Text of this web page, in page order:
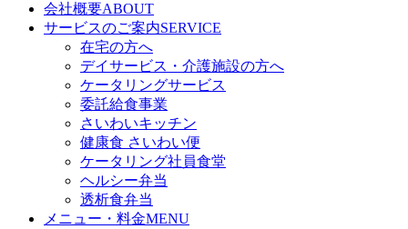
会社概要ABOUT
サービスのご案内SERVICE
在宅の方へ
デイサービス・介護施設の方へ
ケータリングサービス
委託給食事業
さいわいキッチン
健康食 さいわい便
ケータリング社員食堂
ヘルシー弁当
透析食弁当
メニュー・料金MENU